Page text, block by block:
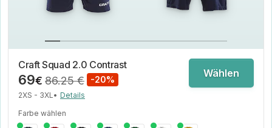
Craft Squad 2.0 Contrast
69€ 86.25 € -20%
2XS - 3XL• Details
Wählen
Farbe wählen